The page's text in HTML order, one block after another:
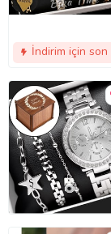
İndirim için son